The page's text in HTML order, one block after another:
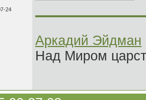
24
Аркадий Эйдман
Над Миром